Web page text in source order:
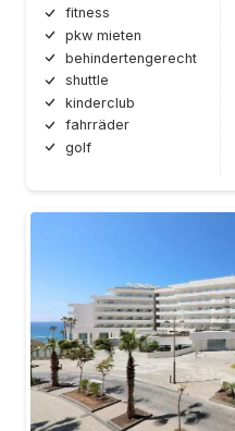
fitness
pkw mieten
behindertengerecht
shuttle
kinderclub
fahrräder
golf